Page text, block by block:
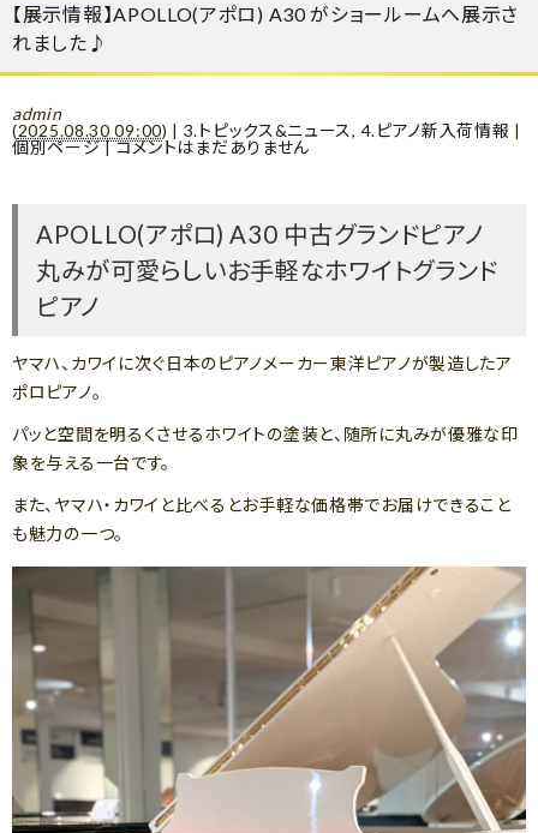
【展示情報】APOLLO(アポロ) A30 がショールームへ展示さ
れました♪
admin
(2025.08.30 09:00) | 3.トピックス&ニュース, 4.ピアノ新入荷情報 |
個別ページ|コメントはまだありません
APOLLO(アポロ) A30 中古グランドピアノ
丸みが可愛らしいお手軽なホワイトグランド
ピアノ
ヤマハ、カワイに次ぐ日本のピアノメーカー東洋ピアノが製造したア
ポロピアノ。
パッと空間を明るくさせるホワイトの塗装と、随所に丸みが優雅な印
象を与える一台です。
また、ヤマハ・カワイと比べるとお手軽な価格帯でお届けできること
も魅力の一つ。